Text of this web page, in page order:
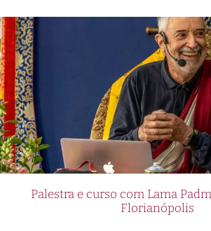
Palestra e curso com Lama
Florianópolis